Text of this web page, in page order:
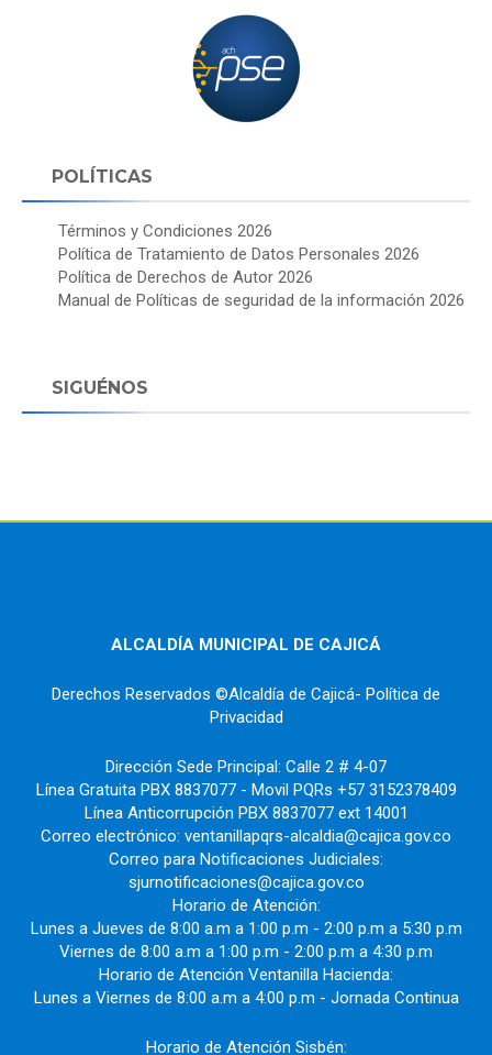
POLÍTICAS
Términos y Condiciones 2026
Política de Tratamiento de Datos Personales 2026
Política de Derechos de Autor 2026
Manual de Políticas de seguridad de la información 2026
SIGUÉNOS
ALCALDÍA MUNICIPAL DE CAJICÁ
Derechos Reservados ©Alcaldía de Cajicá- Política de
Privacidad
Dirección Sede Principal: Calle 2 # 4-07
Línea Gratuita PBX 8837077 - Movil PQRs +57 3152378409
Línea Anticorrupción PBX 8837077 ext 14001
Correo electrónico: ventanillapqrs-alcaldia@cajica.gov.co
Correo para Notificaciones Judiciales:
sjurnotificaciones@cajica.gov.co
Horario de Atención:
Lunes a Jueves de 8:00 a.m a 1:00 p.m - 2:00 p.m a 5:30 p.m
Viernes de 8:00 a.m a 1:00 p.m - 2:00 p.m a 4:30 p.m
Horario de Atención Ventanilla Hacienda:
Lunes a Viernes de 8:00 a.m a 4:00 p.m - Jornada Continua
Horario de Atención Sisbén: